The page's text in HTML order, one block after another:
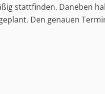
stattfinden. Daneben
Den genauen